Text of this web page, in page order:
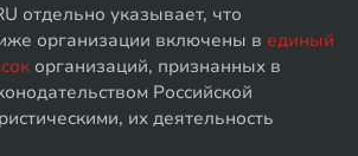
отдельно указывает, что
организации включены в единый
организаций, признанных в
Российской
их деятельность